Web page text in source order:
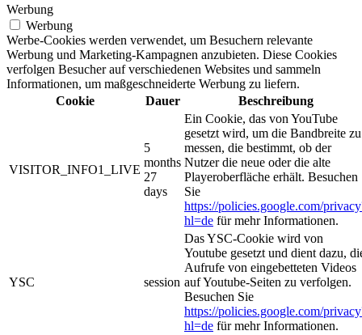
Werbung
Werbung
Werbe-Cookies werden verwendet, um Besuchern relevante
Werbung und Marketing-Kampagnen anzubieten. Diese Cookies
verfolgen Besucher auf verschiedenen Websites und sammeln
Informationen, um maßgeschneiderte Werbung zu liefern.
Cookie
Dauer Beschreibung
VISITOR_INFO1_LIVE
5
months
27
days
Ein Cookie, das von YouTube
gesetzt wird, um die Bandbreite zu
messen, die bestimmt, ob der
Nutzer die neue oder die alte
Playeroberfläche erhält. Besuchen
Sie
https://policies.google.com/
hl=de für mehr Informationen.
YSC session
Das YSC-Cookie wird von
Youtube gesetzt und dient dazu,
Aufrufe von eingebetteten Videos
auf Youtube-Seiten zu verfolgen.
Besuchen Sie
https://policies.google.com/
hl=de für mehr Informationen.